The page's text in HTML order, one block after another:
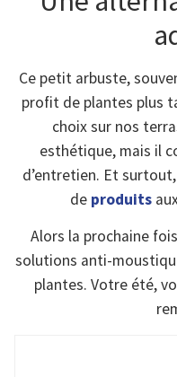
Ce petit arbuste,
profit de plantes plus
choix sur nos
esthétique, mais il
d’entretien. Et
de produits
Alors la prochaine
solutions anti-
plantes. Votre été,